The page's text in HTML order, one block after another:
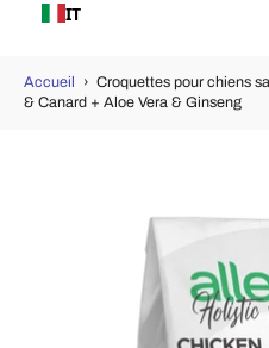
IT
Accueil › Croquettes pour chiens
& Canard + Aloe Vera & Ginseng